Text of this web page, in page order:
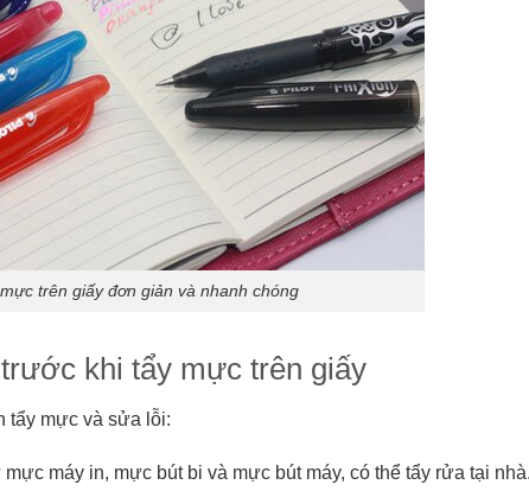
trên giấy đơn giản và nhanh chóng
khi tẩy mực trên giấy
tẩy mực và sửa lỗi:
máy in, mực bút bi và mực bút máy, có thể tẩy rửa tại nhà.